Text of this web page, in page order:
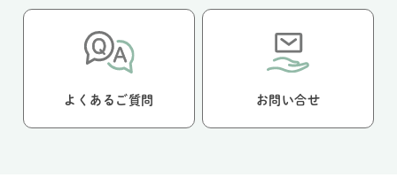
よくあるご質問 お問い合せ